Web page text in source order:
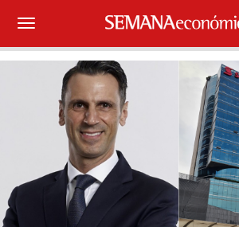
Suscríbase
Iniciar sesión
Portada
¿Qué está pasando?
Sectores y Empresas